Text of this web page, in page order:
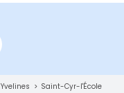
Yvelines
Saint-Cyr-l'École